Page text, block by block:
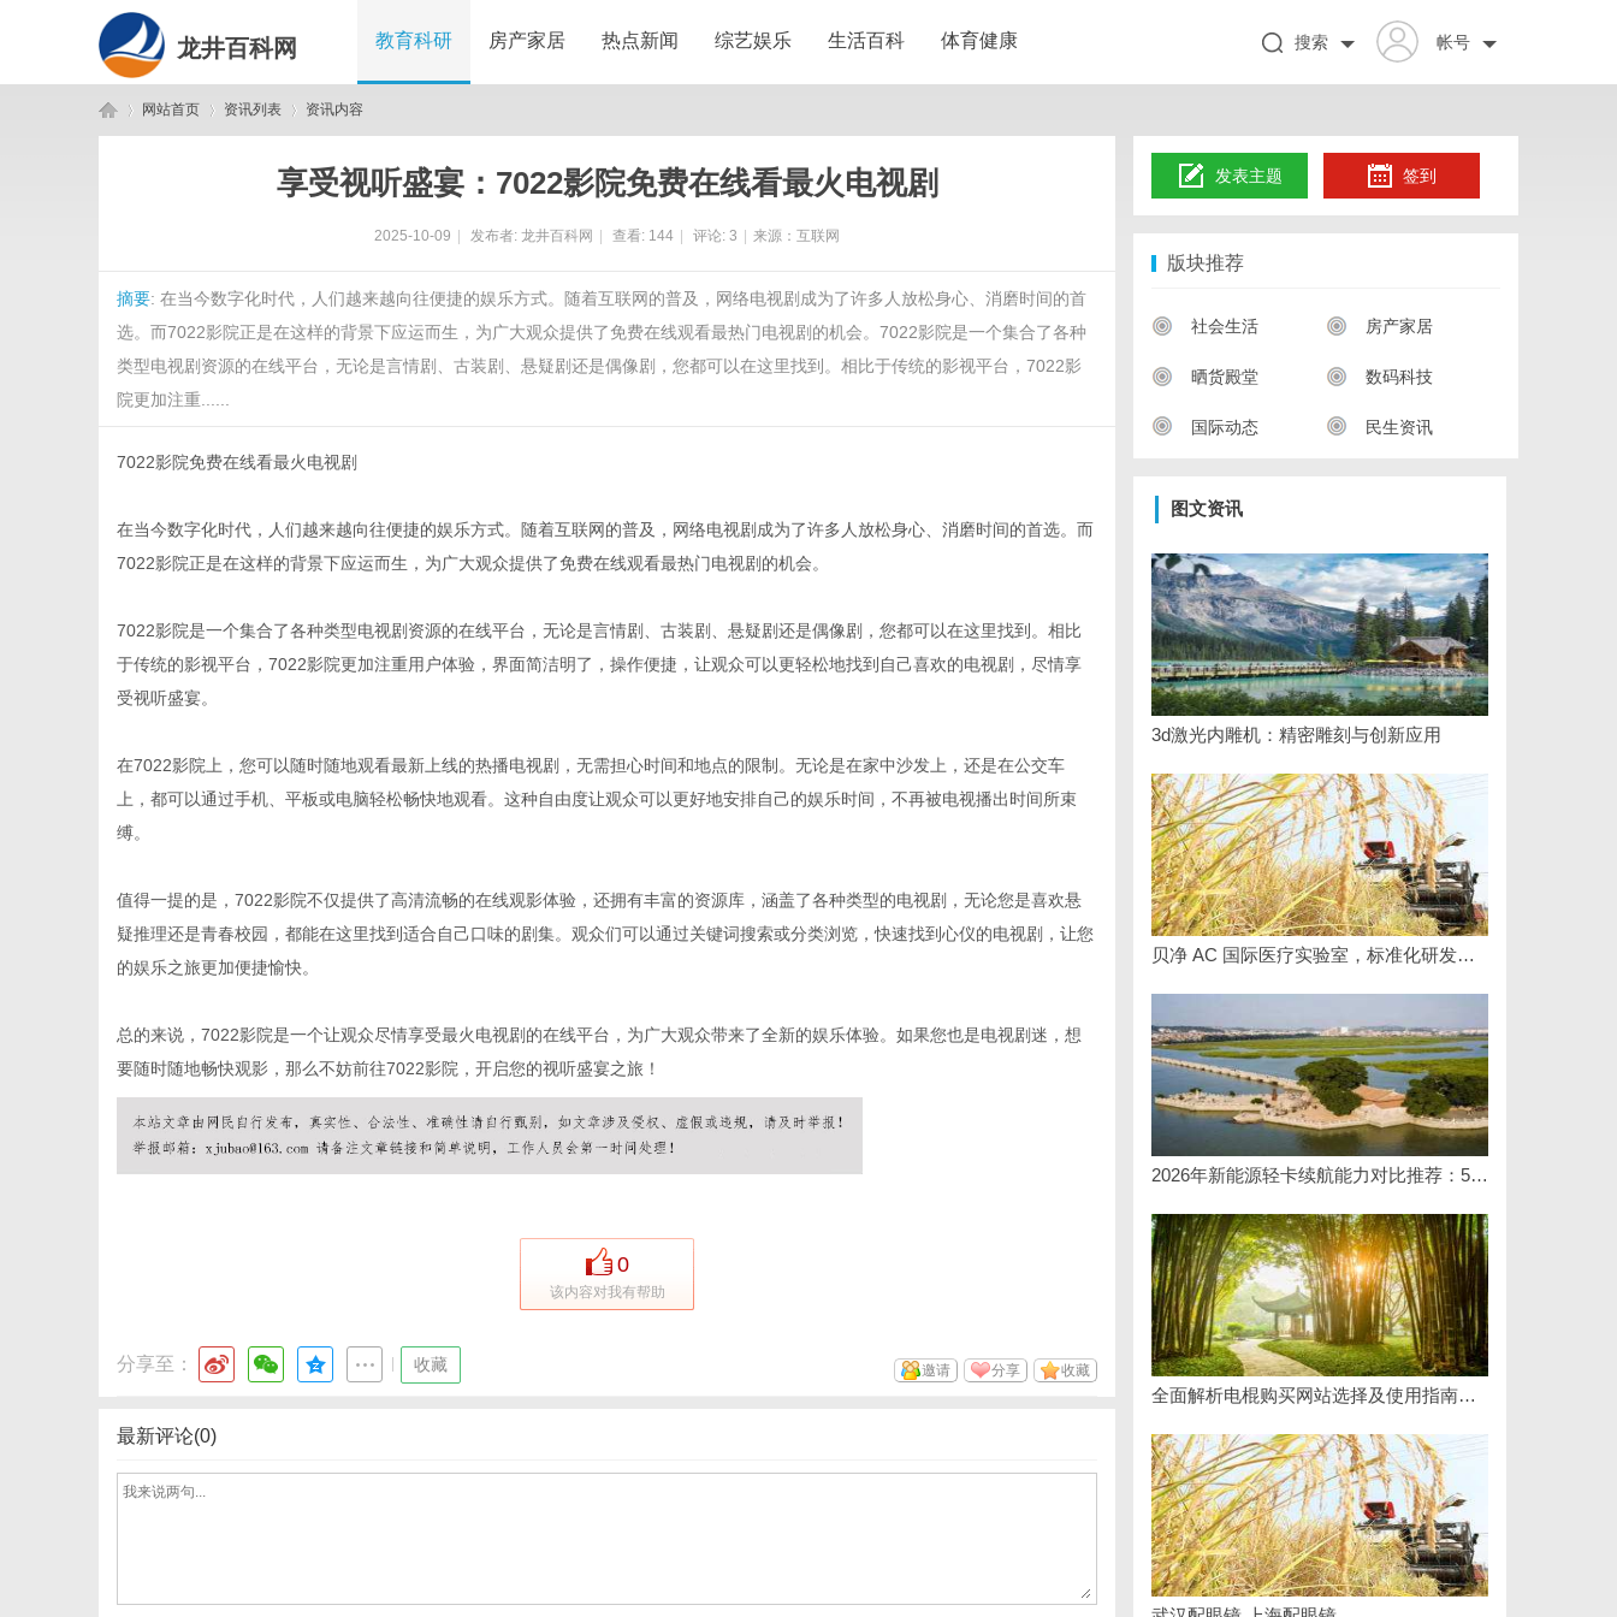
龙井百科网 教育科研 房产家居 热点新闻 综艺娱乐 生活百科 体育健康 帐号
搜索
网站首页 资讯列表 资讯内容
享受视听盛宴：7022影院免费在线看最火电视剧
2025-10-09 发布者: 龙井百科网 查看: 144 评论: 3 来源：互联网
摘要: 在当今数字化时代，人们越来越向往便捷的娱乐方式。随着互联网的普及，网络电视剧成为了许多人放松身心、消磨时间的首
选。而7022影院正是在这样的背景下应运而生，为广大观众提供了免费在线观看最热门电视剧的机会。7022影院是一个集合了各种
类型电视剧资源的在线平台，无论是言情剧、古装剧、悬疑剧还是偶像剧，您都可以在这里找到。相比于传统的影视平台，7022影
院更加注重......
7022影院免费在线看最火电视剧
在当今数字化时代，人们越来越向往便捷的娱乐方式。随着互联网的普及，网络电视剧成为了许多人放松身心、消磨时间的首选。而
7022影院正是在这样的背景下应运而生，为广大观众提供了免费在线观看最热门电视剧的机会。
7022影院是一个集合了各种类型电视剧资源的在线平台，无论是言情剧、古装剧、悬疑剧还是偶像剧，您都可以在这里找到。相比
于传统的影视平台，7022影院更加注重用户体验，界面简洁明了，操作便捷，让观众可以更轻松地找到自己喜欢的电视剧，尽情享
受视听盛宴。
在7022影院上，您可以随时随地观看最新上线的热播电视剧，无需担心时间和地点的限制。无论是在家中沙发上，还是在公交车
上，都可以通过手机、平板或电脑轻松畅快地观看。这种自由度让观众可以更好地安排自己的娱乐时间，不再被电视播出时间所束
缚。
值得一提的是，7022影院不仅提供了高清流畅的在线观影体验，还拥有丰富的资源库，涵盖了各种类型的电视剧，无论您是喜欢悬
疑推理还是青春校园，都能在这里找到适合自己口味的剧集。观众们可以通过关键词搜索或分类浏览，快速找到心仪的电视剧，让您
的娱乐之旅更加便捷愉快。
总的来说，7022影院是一个让观众尽情享受最火电视剧的在线平台，为广大观众带来了全新的娱乐体验。如果您也是电视剧迷，想
要随时随地畅快观影，那么不妨前往7022影院，开启您的视听盛宴之旅！
0
该内容对我有帮助
分享至： 收藏 收藏
分享
邀请
最新评论(0)
发表主题 签到
版块推荐
社会生活 房产家居
晒货殿堂 数码科技
国际动态 民生资讯
图文资讯
3d激光内雕机：精密雕刻与创新应用
贝净 AC 国际医疗实验室，标准化研发体系全解析
2026年新能源轻卡续航能力对比推荐：5大主流平台三维解析
全面解析电棍购买网站选择及使用指南，保障安全与合法性